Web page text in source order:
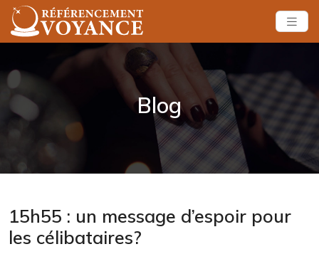
Blog
15h55 : un message d’espoir pour
les célibataires?